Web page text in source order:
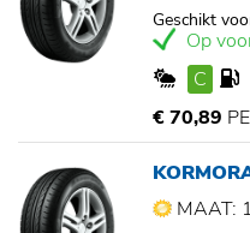
Geschikt
Op
C
€ 70,89
MAAT: